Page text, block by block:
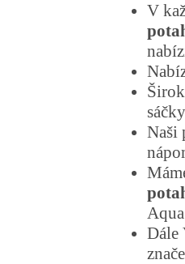
V
Naši
Dále